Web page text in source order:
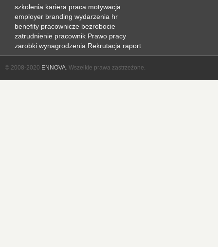
szkolenia kariera praca motywacja
employer branding wydarzenia hr
benefity pracownicze bezrobocie
zatrudnienie pracownik Prawo pracy
zarobki wynagrodzenia Rekrutacja raport
© 2008-2020 ENNOVA. Wszelkie prawa zastrzeżone.